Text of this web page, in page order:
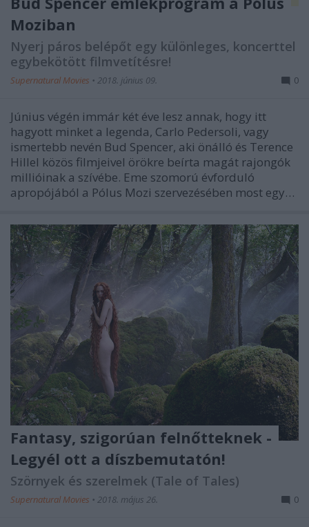
Moziban
Nyerj páros belépőt egy különleges, koncerttel
egybekötött filmvetítésre!
Supernatural Movies • 2018. június 09. 0
Június végén immár két éve lesz annak, hogy itt
hagyott minket a legenda, Carlo Pedersoli, vagy
ismertebb nevén Bud Spencer, aki önálló és Terence
Hillel közös filmjeivel örökre beírta magát rajongók
millióinak a szívébe. Eme szomorú évforduló
apropójából a Pólus Mozi szervezésében most egy…
Fantasy, szigorúan felnőtteknek -
Legyél ott a díszbemutatón!
Szörnyek és szerelmek (Tale of Tales)
Supernatural Movies • 2018. május 26. 0